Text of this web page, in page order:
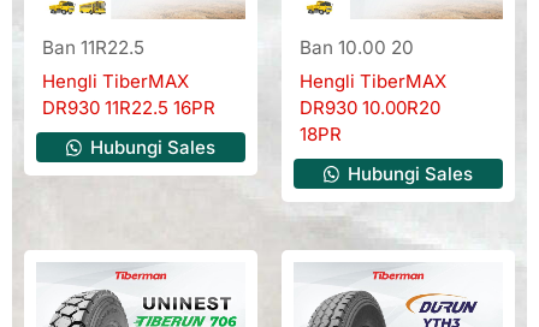
Ban 11R22.5
Hengli TiberMAX
DR930 11R22.5 16PR
Hubungi Sales
Ban 10.00 20
Hengli TiberMAX
DR930 10.00R20
18PR
Hubungi Sales